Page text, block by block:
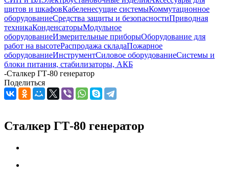
щитов и шкафовКабеленесущие системыКоммутационное
оборудованиеСредства защиты и безопасностиПриводная
техникаКонденсаторыМодульное
оборудованиеИзмерительные приборыОборудование для
работ на высотеРаспродажа складаПожарное
оборудованиеИнструментСиловое оборудованиеСистемы и
блоки питания, стабилизаторы, АКБ
-Сталкер ГТ-80 генератор
Поделиться
Сталкер ГТ-80 генератор